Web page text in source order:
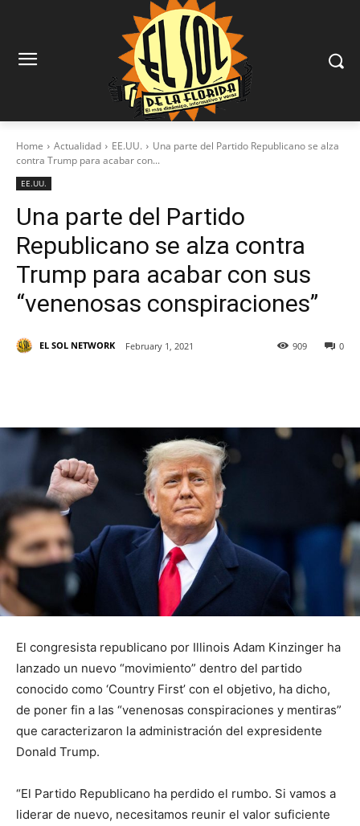
Home Actualidad EE.UU.
Una parte del Partido Republicano se alza
contra Trump para acabar con...
EE.UU.
Una parte del Partido
Republicano se alza contra
Trump para acabar con sus
“venenosas conspiraciones”
EL SOL NETWORK February 1, 2021 0
909
El congresista republicano por Illinois Adam Kinzinger ha
lanzado un nuevo “movimiento” dentro del partido
conocido como ‘Country First’ con el objetivo, ha dicho,
de poner fin a las “venenosas conspiraciones y mentiras”
que caracterizaron la administración del expresidente
Donald Trump.
“El Partido Republicano ha perdido el rumbo. Si vamos a
liderar de nuevo, necesitamos reunir el valor suficiente